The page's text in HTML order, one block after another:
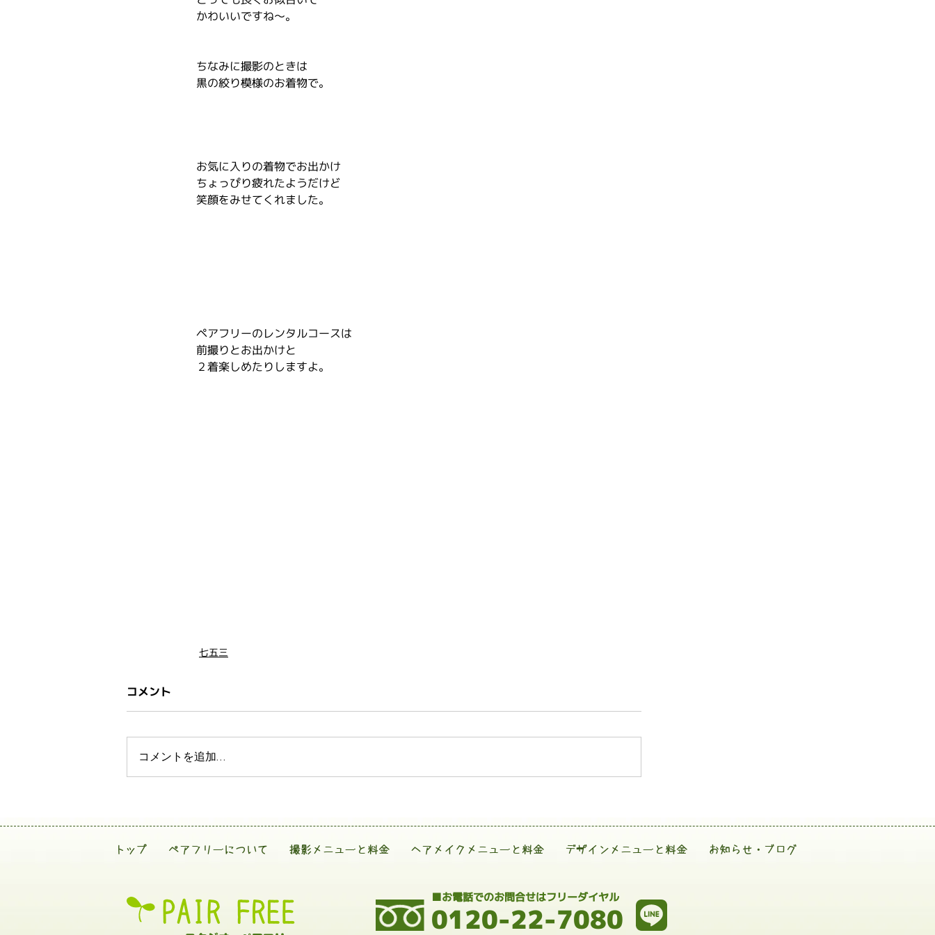
かわいいですね～。
ちなみに撮影のときは
黒の絞り模様のお着物で。
お気に入りの着物でお出かけ
ちょっぴり疲れたようだけど
笑顔をみせてくれました。
ペアフリーのレンタルコースは
前撮りとお出かけと
２着楽しめたりしますよ。
七五三
コメント
コメントを追加…
トップ ペアフリーについて 撮影メニューと料金 ヘアメイクメニューと料金 デザインメニューと料金 お知らせ・ブログ
0120-22-7080
■お電話でのお問合せはフリーダイヤル